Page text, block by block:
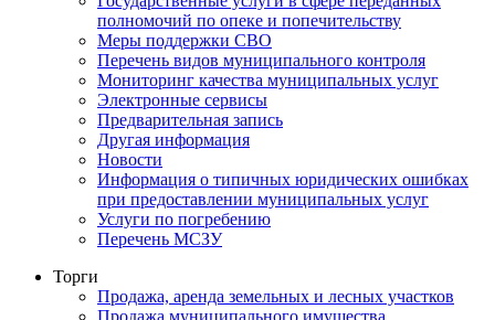
полномочий по опеке и попечительству
Меры поддержки СВО
Перечень видов муниципального контроля
Мониторинг качества муниципальных услуг
Электронные сервисы
Предварительная запись
Другая информация
Новости
Информация о типичных юридических ошибках
при предоставлении муниципальных услуг
Услуги по погребению
Перечень МСЗУ
Торги
Продажа, аренда земельных и лесных участков
Продажа муниципального имущества